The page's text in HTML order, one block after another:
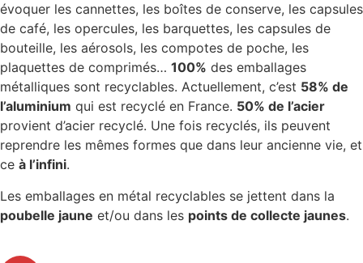
évoquer les cannettes, les boîtes de conserve, les capsules
de café, les opercules, les barquettes, les capsules de
bouteille, les aérosols, les compotes de poche, les
plaquettes de comprimés… 100% des emballages
métalliques sont recyclables. Actuellement, c’est 58% de
l’aluminium qui est recyclé en France. 50% de l’acier
provient d’acier recyclé. Une fois recyclés, ils peuvent
reprendre les mêmes formes que dans leur ancienne vie, et
ce à l’infini.
Les emballages en métal recyclables se jettent dans la
poubelle jaune et/ou dans les points de collecte jaunes.